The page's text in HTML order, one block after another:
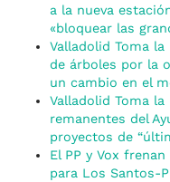
a la nueva
«bloquear las
Valladolid Toma
de árboles por la
un cambio en el
Valladolid Toma la
remanentes del
proyectos de
El PP y Vox
para Los Santos-